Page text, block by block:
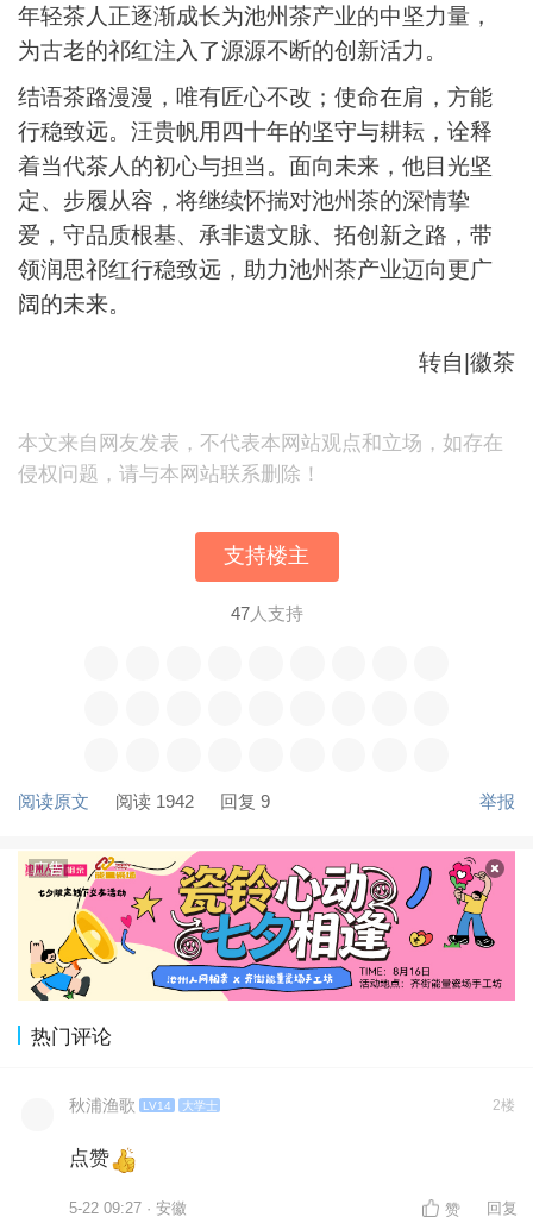
年轻茶人正逐渐成长为池州茶产业的中坚力量，
为古老的祁红注入了源源不断的创新活力。
结语茶路漫漫，唯有匠心不改；使命在肩，方能
行稳致远。汪贵帆用四十年的坚守与耕耘，诠释
着当代茶人的初心与担当。面向未来，他目光坚
定、步履从容，将继续怀揣对池州茶的深情挚
爱，守品质根基、承非遗文脉、拓创新之路，带
领润思祁红行稳致远，助力池州茶产业迈向更广
阔的未来。
转自|徽茶
本文来自网友发表，不代表本网站观点和立场，如存在
侵权问题，请与本网站联系删除！
支持楼主
47人支持
阅读原文 阅读 1942 回复 9 举报
热门评论
秋浦渔歌 LV14 大学士 2楼
点赞
5-22 09:27 · 安徽 赞 回复